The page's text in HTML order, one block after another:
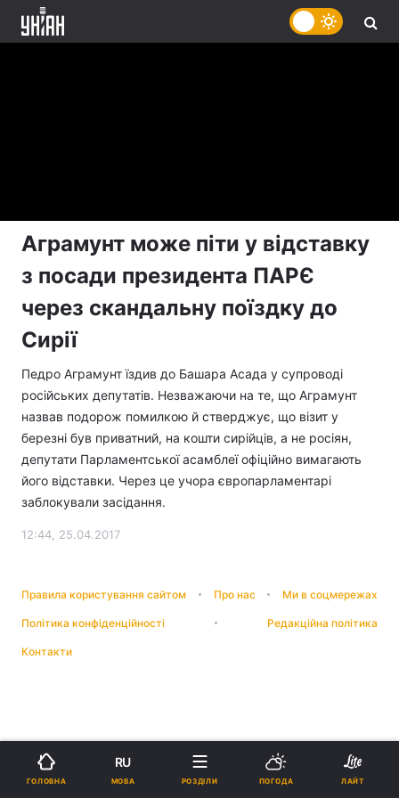
Аграмунт може піти у відставку
з посади президента ПАРЄ
через скандальну поїздку до
Сирії
Педро Аграмунт їздив до Башара Асада у супроводі
російських депутатів. Незважаючи на те, що Аграмунт
назвав подорож помилкою й стверджує, що візит у
березні був приватний, на кошти сирійців, а не росіян,
депутати Парламентської асамблеї офіційно вимагають
його відставки. Через це учора європарламентарі
заблокували засідання.
12:44, 25.04.2017
Правила користування сайтом Про нас Ми в соцмережах
Політика конфіденційності Редакційна політика
Контакти
ГОЛОВНА
RU
МОВА РОЗДІЛИ ПОГОДА ЛАЙТ